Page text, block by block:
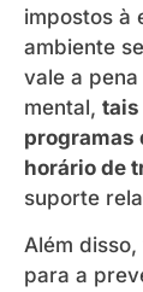
impostos à
ambiente
vale a
mental, tais
programas
horário de
suporte
Além
para a